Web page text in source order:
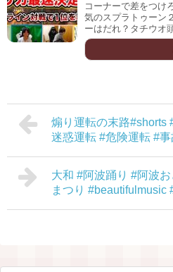
コーナーで差をつ
気のスプラトゥーン
ーはだれ？タチウオ
煽り運転の末路#shorts
迷惑運転 #危険運転 #事
大和 #阿波踊り #阿波
まつり #beautifulmusic